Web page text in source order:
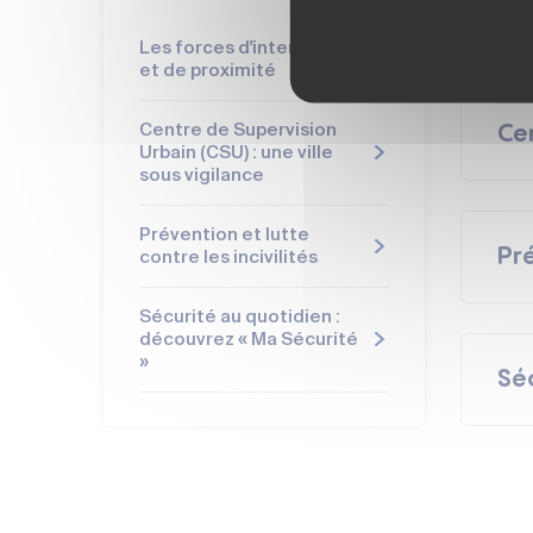
Les forces d'intervention
et de proximité
Centre de Supervision
Urbain (CSU) : une ville
sous vigilance
Prévention et lutte
contre les incivilités
Sécurité au quotidien :
découvrez « Ma Sécurité
»